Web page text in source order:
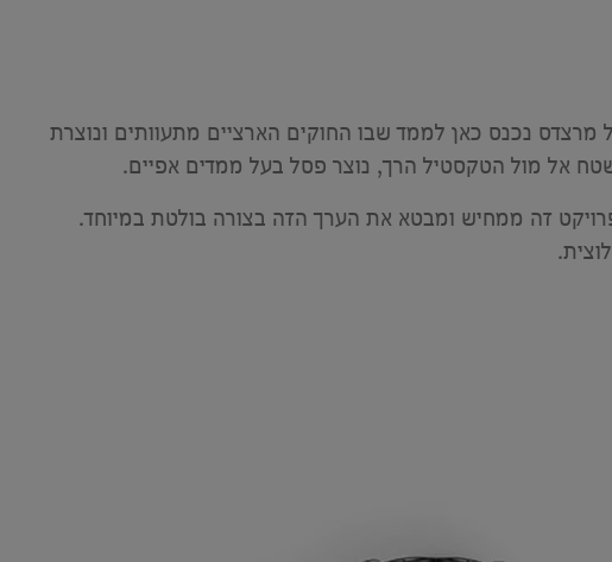
נכנס כאן לממד שבו החוקים הארציים מתעוותים ונוצרת
אל מול הטקסטיל הרך, נוצר פסל בעל ממדים אפיים.
זה ממחיש ומבטא את הערך הזה בצורה בולטת במיוחד.